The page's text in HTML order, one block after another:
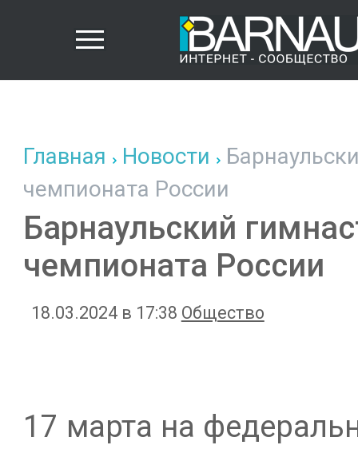
Главная Новости
чемпионата России
Барнаульский
чемпионата России
18.03.2024 в 17:38 Общество
17 марта на